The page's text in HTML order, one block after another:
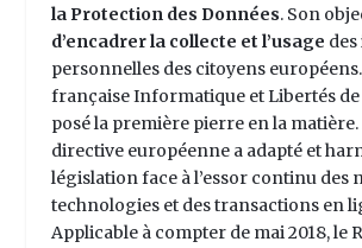
la Protection des Données. Son
d’encadrer la collecte et l’usage
personnelles des citoyens
française Informatique et Libertés de
posé la première pierre en la matière.
directive européenne a adapté et
législation face à l’essor continu des
technologies et des transactions en
Applicable à compter de mai 2018, le